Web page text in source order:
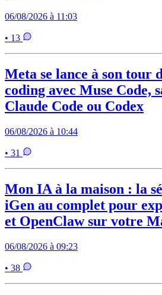
06/08/2026 à 11:03
• 13
Meta se lance à son tour
coding avec Muse Code,
Claude Code ou Codex
06/08/2026 à 10:44
• 31
Mon IA à la maison : la
iGen au complet pour
et OpenClaw sur votre
06/08/2026 à 09:23
• 38